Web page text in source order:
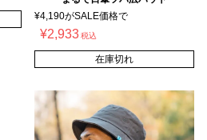
¥4,190がSALE価格で
¥2,933税込
在庫切れ